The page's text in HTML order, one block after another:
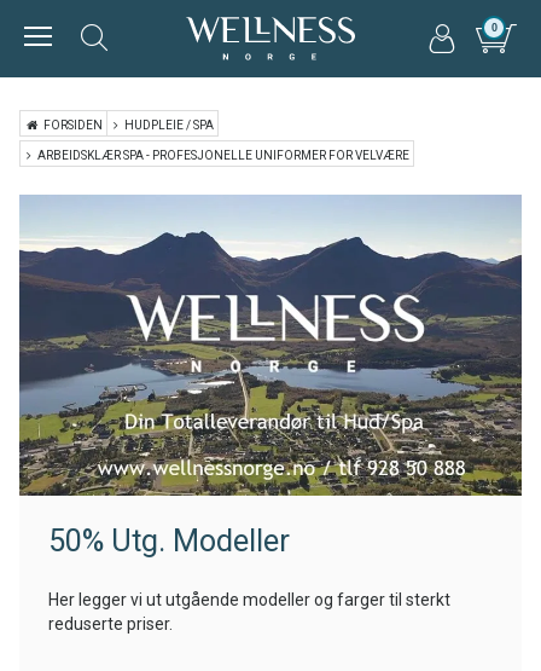
0
FORSIDEN HUDPLEIE / SPA
ARBEIDSKLÆR SPA - PROFESJONELLE UNIFORMER FOR VELVÆRE
50% Utg. Modeller
Her legger vi ut utgående modeller og farger til sterkt
reduserte priser.